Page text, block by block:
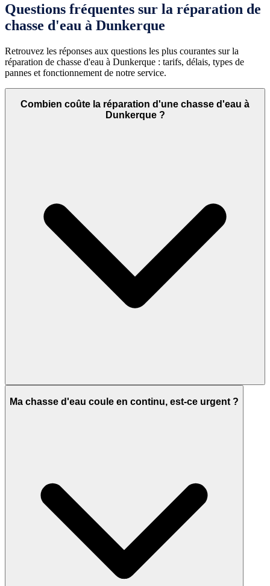
Questions fréquentes sur la réparation de
chasse d'eau à Dunkerque
Retrouvez les réponses aux questions les plus courantes sur la
réparation de chasse d'eau à Dunkerque : tarifs, délais, types de
pannes et fonctionnement de notre service.
Combien coûte la réparation d'une chasse d'eau à
Dunkerque ?
Ma chasse d'eau coule en continu, est-ce urgent ?